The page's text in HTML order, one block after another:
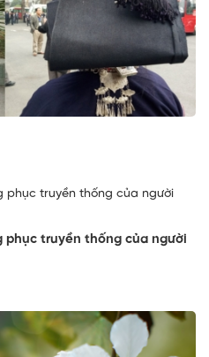
phục truyền thống của người